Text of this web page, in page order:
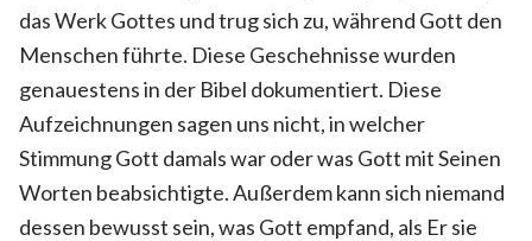
das Werk Gottes und trug sich zu, während Gott den
Menschen führte. Diese Geschehnisse wurden
genauestens in der Bibel dokumentiert. Diese
Aufzeichnungen sagen uns nicht, in welcher
Stimmung Gott damals war oder was Gott mit Seinen
Worten beabsichtigte. Außerdem kann sich niemand
dessen bewusst sein, was Gott empfand, als Er sie